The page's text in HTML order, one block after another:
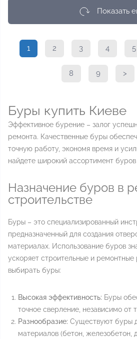
Показать
1 2 3 4 5
8 9 >
Буры купить Киеве
Эффективное бурение – залог
ремонта. Качественные буры
точную работу, экономя время и
найдете широкий ассортимент
Назначение буров в
строительстве
Буры – это специализированный
предназначенный для создания
материалах. Использование буров
ускоряет строительные и
выбирать буры:
Высокая эффективность: Буры
точное сверление, независимо от
Разнообразие: Существуют буры
материалов (бетон, железобетон,